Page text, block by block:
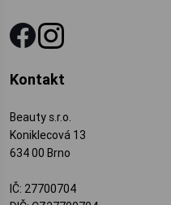
Kontakt
Beauty s.r.o.
Koniklecová 13
634 00 Brno
IČ: 27700704